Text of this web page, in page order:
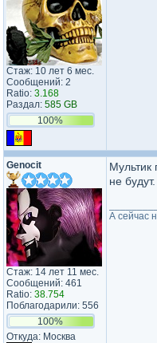
Стаж: 10 лет 6 мес.
Сообщений: 2
Ratio: 3.168
Раздал: 585 GB
100%
Genocit
Стаж: 14 лет 11 мес.
Сообщений: 461
Ratio: 38.754
Поблагодарили: 556
100%
Откуда: Москва
не будут.
А сейчас